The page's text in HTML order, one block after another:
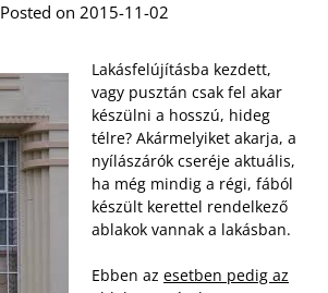
Posted on 2015-11-02
Lakásfelújításba kezdett,
vagy pusztán csak fel akar
készülni a hosszú, hideg
télre? Akármelyiket akarja, a
nyílászárók cseréje aktuális,
ha még mindig a régi, fából
készült kerettel rendelkező
ablakok vannak a lakásban.
Ebben az esetben pedig az